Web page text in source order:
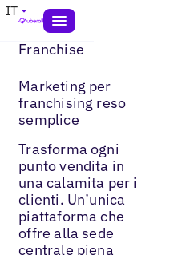
IT
Franchise
Marketing per
franchising reso
semplice
Trasforma ogni
punto vendita in
una calamita per i
clienti. Un’unica
piattaforma che
offre alla sede
centrale piena